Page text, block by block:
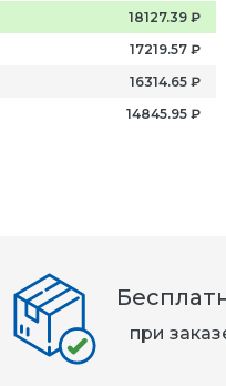
18127.39₽
17219.57₽
16314.65₽
14845.95₽
при